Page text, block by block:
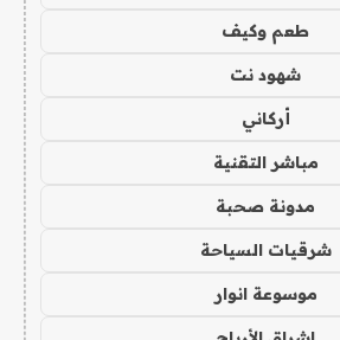
طعم وكيف
شهود نت
أركاني
مباشر التقنية
مدونة صحبة
شرقيات السياحة
موسوعة انوار